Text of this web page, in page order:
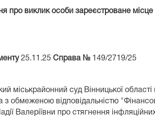
про виклик особи зареєстроване
25.11.25 Справа № 149/2719/25
міськрайонний суд Вінницької області
з обмеженою відповідальністю
Валеріївни про стягнення